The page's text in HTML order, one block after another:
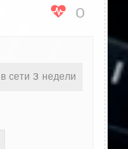
0
сети 3 недели